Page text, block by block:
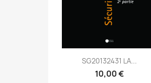
SG20132431 LA...
10,00 €